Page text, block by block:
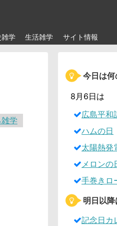
学 生活雑学 サイト情報
学
今日は何
8月6日は
広島平和
ハムの日
太陽熱発
メロンの
手巻きロ
明日以降
記念日カ